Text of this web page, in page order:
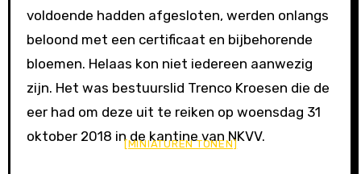
voldoende hadden afgesloten, werden onlangs
beloond met een certificaat en bijbehorende
bloemen. Helaas kon niet iedereen aanwezig
zijn. Het was bestuurslid Trenco Kroesen die de
eer had om deze uit te reiken op woensdag 31
oktober 2018 in de kantine van NKVV.
[MINIATUREN TONEN]